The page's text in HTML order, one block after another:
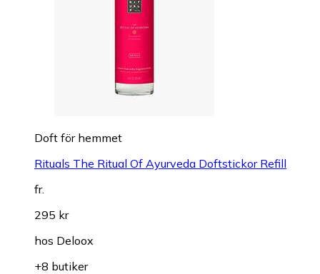
Doft för hemmet
Rituals The Ritual Of Ayurveda Doftstickor Refill
fr.
295 kr
hos Deloox
+8 butiker